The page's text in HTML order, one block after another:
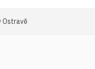
Ostravě